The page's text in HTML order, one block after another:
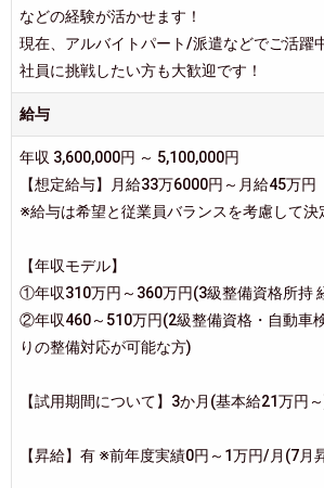
などの経験が活かせます！
現在、アルバイトパート/派遣などでご活躍
社員に挑戦したい方も大歓迎です！
給与
年収 3,600,000円 ～ 5,100,000円
【想定給与】月給33万6000円～月給45万円
※給与は希望と従業員バランスを考慮して決
【年収モデル】
①年収310万円～360万円(3級整備資格所持
②年収460～510万円(2級整備資格・自動車
りの整備対応が可能な方)
【試用期間について】3か月(基本給21万円
【昇給】有 ※前年度実績0円～1万円/月(7月